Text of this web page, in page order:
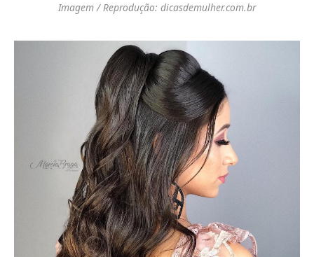
Imagem / Reprodução: dicasdemulher.com.br